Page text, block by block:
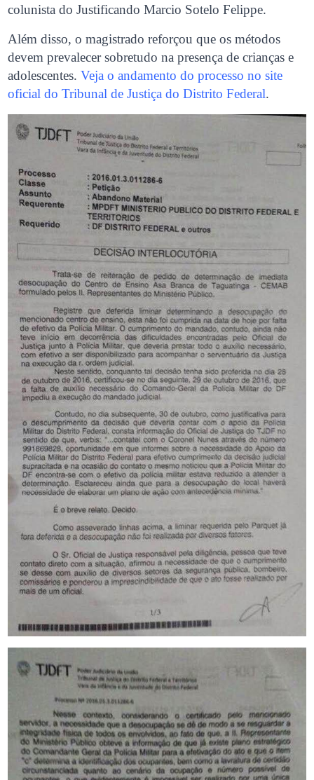
colunista do Justificando Marcio Sotelo Felippe.
Além disso, o magistrado reforçou que os métodos
devem prevalecer sobretudo na presença de crianças e
adolescentes.Veja o andamento do processo no site
oficial do Tribunal de Justiça do Distrito Federal.